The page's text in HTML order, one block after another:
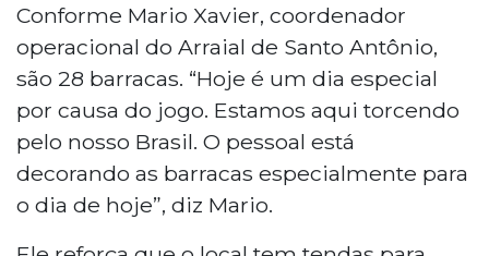
Conforme Mario Xavier, coordenador
operacional do Arraial de Santo Antônio,
são 28 barracas. “Hoje é um dia especial
por causa do jogo. Estamos aqui torcendo
pelo nosso Brasil. O pessoal está
decorando as barracas especialmente para
o dia de hoje”, diz Mario.